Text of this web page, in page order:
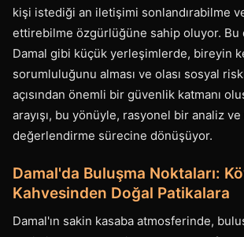
kişi istediği an iletişimi sonlandırabilme
ettirebilme özgürlüğüne sahip oluyor. Bu
Damal gibi küçük yerleşimlerde, bireyin
sorumluluğunu alması ve olası sosyal
açısından önemli bir güvenlik katmanı
arayışı, bu yönüyle, rasyonel bir analiz
değerlendirme sürecine dönüşüyor.
Damal'da Buluşma Noktaları:
Kahvesinden Doğal Patikalara
Damal'ın sakin kasaba atmosferinde,